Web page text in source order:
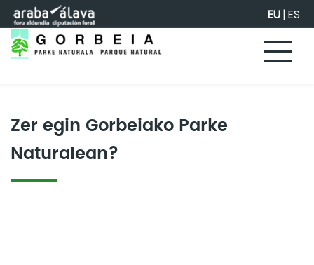
Eduki nagusira joan EU|ES
Zer egin Gorbeiako Parke
Naturalean?